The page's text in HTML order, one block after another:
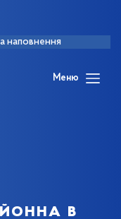
наповнення
Меню
в